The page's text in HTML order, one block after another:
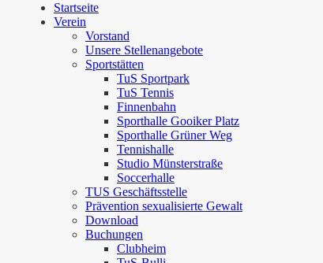
Startseite
Verein
Vorstand
Unsere Stellenangebote
Sportstätten
TuS Sportpark
TuS Tennis
Finnenbahn
Sporthalle Gooiker Platz
Sporthalle Grüner Weg
Tennishalle
Studio Münsterstraße
Soccerhalle
TUS Geschäftsstelle
Prävention sexualisierte Gewalt
Download
Buchungen
Clubheim